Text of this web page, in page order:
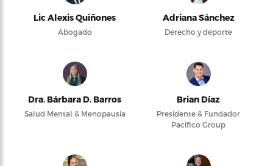
Lic Alexis Quiñones
Abogado
Adriana Sánchez
Derecho y deporte
Dra. Bárbara D. Barros
Salud Mental & Menopausia
Brian Díaz
Presidente & Fundador
Pacifico Group